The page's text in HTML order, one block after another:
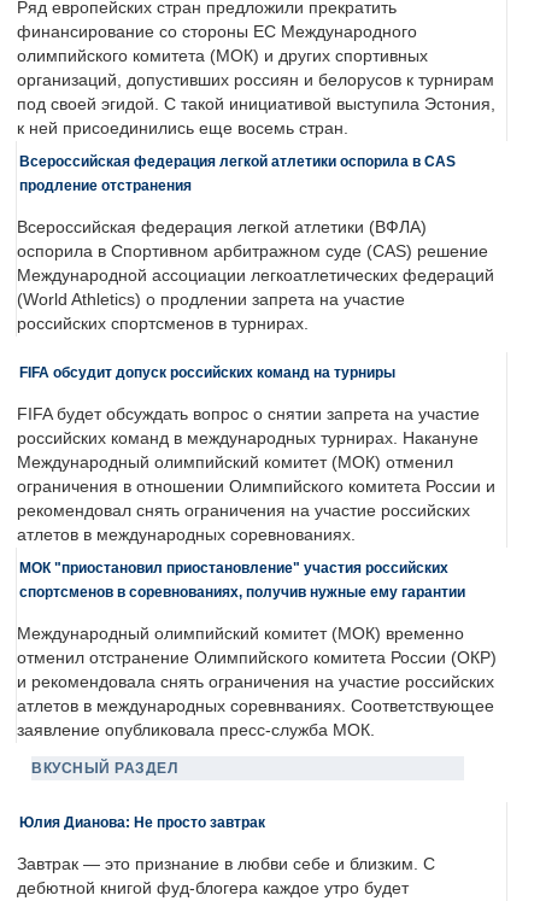
Ряд европейских стран предложили прекратить
финансирование со стороны ЕС Международного
олимпийского комитета (МОК) и других спортивных
организаций, допустивших россиян и белорусов к турнирам
под своей эгидой. С такой инициативой выступила Эстония,
к ней присоединились еще восемь стран.
Всероссийская федерация легкой атлетики оспорила в CAS
продление отстранения
Всероссийская федерация легкой атлетики (ВФЛА)
оспорила в Спортивном арбитражном суде (CAS) решение
Международной ассоциации легкоатлетических федераций
(World Athletics) о продлении запрета на участие
российских спортсменов в турнирах.
FIFA обсудит допуск российских команд на турниры
FIFA будет обсуждать вопрос о снятии запрета на участие
российских команд в международных турнирах. Накануне
Международный олимпийский комитет (МОК) отменил
ограничения в отношении Олимпийского комитета России и
рекомендовал снять ограничения на участие российских
атлетов в международных соревнованиях.
МОК "приостановил приостановление" участия российских
спортсменов в соревнованиях, получив нужные ему гарантии
Международный олимпийский комитет (МОК) временно
отменил отстранение Олимпийского комитета России (ОКР)
и рекомендовала снять ограничения на участие российских
атлетов в международных соревнваниях. Соответствующее
заявление опубликовала пресс-служба МОК.
ВКУСНЫЙ РАЗДЕЛ
Юлия Дианова: Не просто завтрак
Завтрак — это признание в любви себе и близким. С
дебютной книгой фуд-блогера каждое утро будет